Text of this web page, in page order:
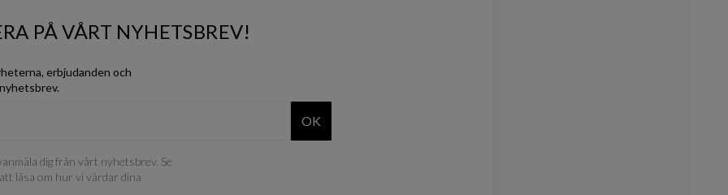
PÅ VÅRT NYHETSBREV!
erbjudanden och
OK
dig från vårt nyhetsbrev. Se
läsa om hur vi vårdar dina